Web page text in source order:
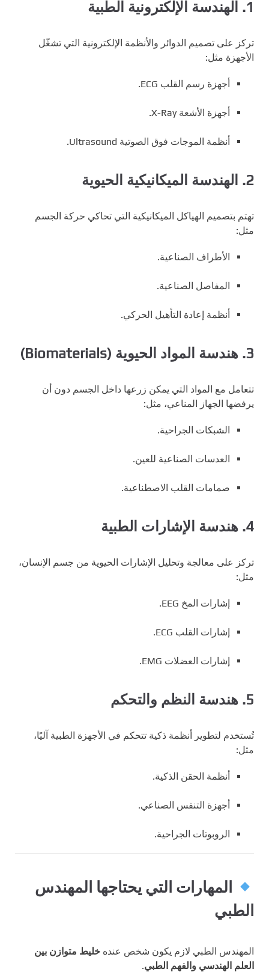
1. الهندسة الإلكترونية الطبية
تركز على تصميم الدوائر والأنظمة الإلكترونية التي تشغّل
الأجهزة مثل:
أجهزة رسم القلب ECG.
أجهزة الأشعة X-Ray.
أنظمة الموجات فوق الصوتية Ultrasound.
2. الهندسة الميكانيكية الحيوية
تهتم بتصميم الهياكل الميكانيكية التي تحاكي حركة الجسم
مثل:
الأطراف الصناعية.
المفاصل الصناعية.
أنظمة إعادة التأهيل الحركي.
3. هندسة المواد الحيوية (Biomaterials)
تتعامل مع المواد التي يمكن زرعها داخل الجسم دون أن
يرفضها الجهاز المناعي، مثل:
الشبكات الجراحية.
العدسات الصناعية للعين.
صمامات القلب الاصطناعية.
4. هندسة الإشارات الطبية
تركز على معالجة وتحليل الإشارات الحيوية من جسم الإنسان،
مثل:
إشارات المخ EEG.
إشارات القلب ECG.
إشارات العضلات EMG.
5. هندسة النظم والتحكم
تُستخدم لتطوير أنظمة ذكية تتحكم في الأجهزة الطبية آليًا،
مثل:
أنظمة الحقن الذكية.
أجهزة التنفس الصناعي.
الروبوتات الجراحية.
المهارات التي يحتاجها المهندس
الطبي
المهندس الطبي لازم يكون شخص عنده خليط متوازن بين
العلم الهندسي والفهم الطبي.